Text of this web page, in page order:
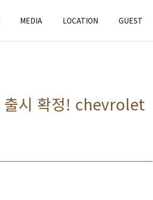
MEDIA LOCATION GUEST
출시 확정! chevrolet